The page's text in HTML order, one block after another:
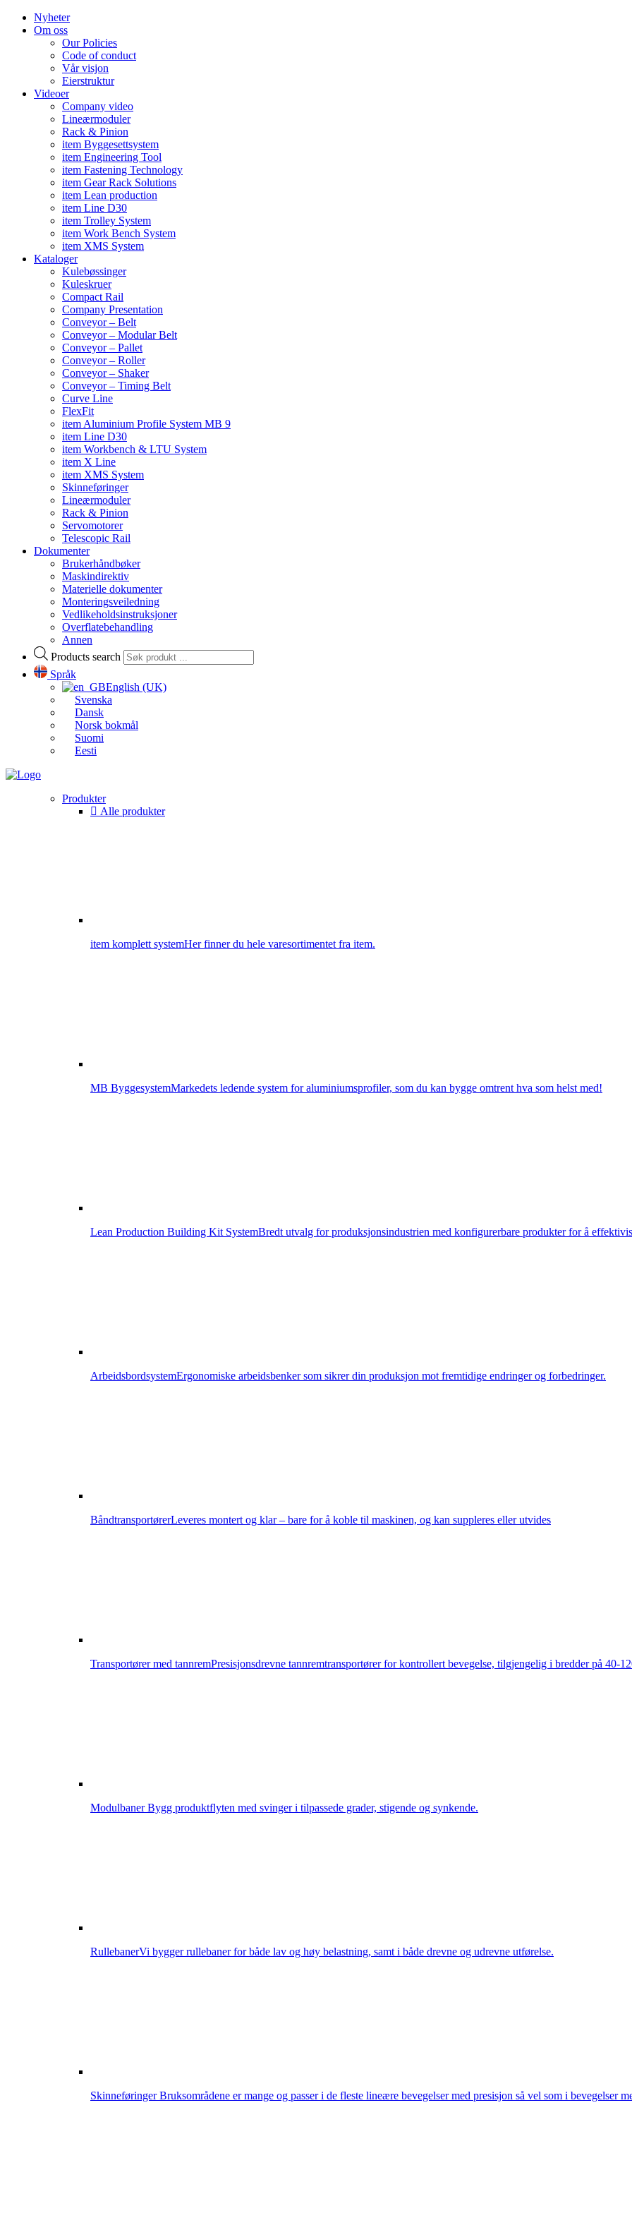
Nyheter
Om oss
Our Policies
Code of conduct
Vår visjon
Eierstruktur
Videoer
Company video
Lineærmoduler
Rack & Pinion
item Byggesettsystem
item Engineering Tool
item Fastening Technology
item Gear Rack Solutions
item Lean production
item Line D30
item Trolley System
item Work Bench System
item XMS System
Kataloger
Kulebøssinger
Kuleskruer
Compact Rail
Company Presentation
Conveyor – Belt
Conveyor – Modular Belt
Conveyor – Pallet
Conveyor – Roller
Conveyor – Shaker
Conveyor – Timing Belt
Curve Line
FlexFit
item Aluminium Profile System MB 9
item Line D30
item Workbench & LTU System
item X Line
item XMS System
Skinneføringer
Lineærmoduler
Rack & Pinion
Servomotorer
Telescopic Rail
Dokumenter
Brukerhåndbøker
Maskindirektiv
Materielle dokumenter
Monteringsveiledning
Vedlikeholdsinstruksjoner
Overflatebehandling
Annen
Products search
Språk
English (UK)
Svenska
Dansk
Norsk bokmål
Suomi
Eesti
Produkter
Alle produkter
item komplett systemHer finner du hele varesortimentet fra item.
MB ByggesystemMarkedets ledende system for aluminiumsprofiler, som du kan bygge omtrent hva som helst med!
Lean Production Building Kit SystemBredt utvalg for produksjonsindustrien med konfigurerbare produkter for å
ArbeidsbordsystemErgonomiske arbeidsbenker som sikrer din produksjon mot fremtidige endringer og forbedringer.
BåndtransportørerLeveres montert og klar – bare for å koble til maskinen, og kan suppleres eller utvides
Transportører med tannremPresisjonsdrevne tannremtransportører for kontrollert bevegelse, tilgjengelig i bredder på 40-
ModulbanerBygg produktflyten med svinger i tilpassede grader, stigende og synkende.
RullebanerVi bygger rullebaner for både lav og høy belastning, samt i både drevne og udrevne utførelse.
SkinneføringerBruksområdene er mange og passer i de fleste lineære bevegelser med presisjon så vel som i bevegelser